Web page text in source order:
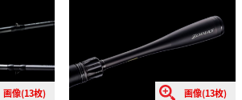
画像(13枚) 画像(13枚)